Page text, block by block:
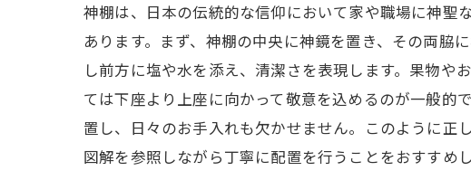
神棚は、日本の伝統的な信仰において家や職場に神聖
あります。まず、神棚の中央に神鏡を置き、その両脇
し前方に塩や水を添え、清潔さを表現します。果物や
ては下座より上座に向かって敬意を込めるのが一般的
置し、日々のお手入れも欠かせません。このように正
図解を参照しながら丁寧に配置を行うことをおすすめし